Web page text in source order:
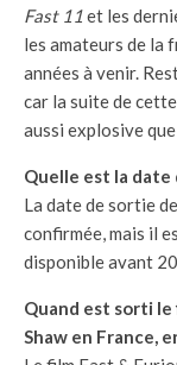
Fast 11et les
les amateurs de la
années à venir.
car la suite de
aussi explosive
Quelle est la date
La date de sortie
confirmée, mais il
disponible avant
Quand est sorti le
Shaw en France,